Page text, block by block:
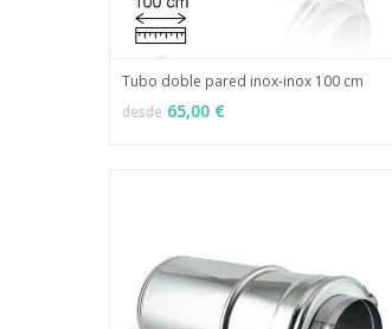
VER OPCIONES
Tubo doble pared inox-inox 100 cm
desde 65,00 €